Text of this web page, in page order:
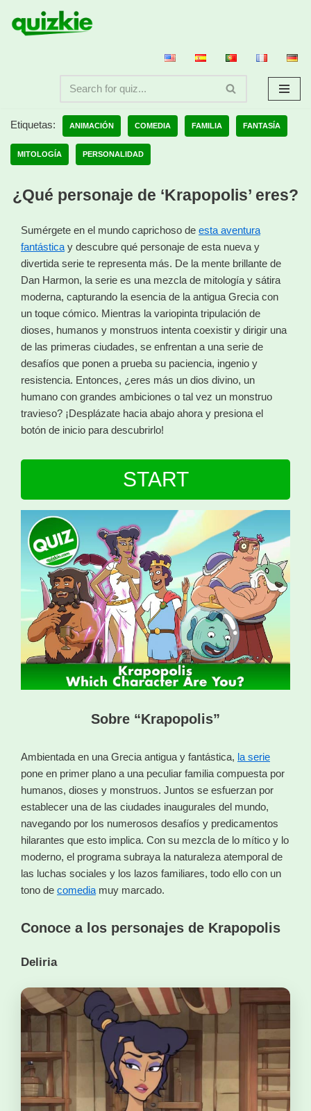
Saltar
Etiquetas: ANIMACIÓN COMEDIA FAMILIA FANTASÍA
MITOLOGÍA PERSONALIDAD
¿Qué personaje de ‘Krapopolis’ eres?
Sumérgete en el mundo caprichoso de esta aventura
fantástica y descubre qué personaje de esta nueva y
divertida serie te representa más. De la mente brillante de
Dan Harmon, la serie es una mezcla de mitología y sátira
moderna, capturando la esencia de la antigua Grecia con
un toque cómico. Mientras la variopinta tripulación de
dioses, humanos y monstruos intenta coexistir y dirigir una
de las primeras ciudades, se enfrentan a una serie de
desafíos que ponen a prueba su paciencia, ingenio y
resistencia. Entonces, ¿eres más un dios divino, un
humano con grandes ambiciones o tal vez un monstruo
travieso? ¡Desplázate hacia abajo ahora y presiona el
botón de inicio para descubrirlo!
START
Sobre “Krapopolis”
Ambientada en una Grecia antigua y fantástica, la serie
pone en primer plano a una peculiar familia compuesta por
humanos, dioses y monstruos. Juntos se esfuerzan por
establecer una de las ciudades inaugurales del mundo,
navegando por los numerosos desafíos y predicamentos
hilarantes que esto implica. Con su mezcla de lo mítico y lo
moderno, el programa subraya la naturaleza atemporal de
las luchas sociales y los lazos familiares, todo ello con un
tono de comedia muy marcado.
Conoce a los personajes de Krapopolis
Deliria